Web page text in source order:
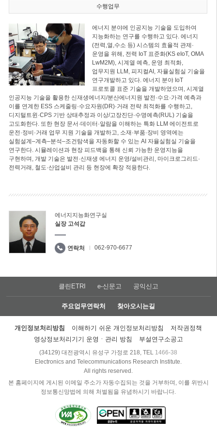
수행업무
에너지 분야에 인공지능 기술을 도입하여
지능화하는 연구를 수행하고 있다. 에너지
(전력,열,수소 등) 시스템의 효율적 관제·
운영을 위해, 전력 IoT 표준화(KS eIoT, OMA
LwM2M), 시계열 예측, 운영 최적화,
업무지원 LLM, 피지컬AI, 자율실험실 기술을
연구개발하고 있다. 에너지 분야 IoT
프로토콜 표준 기술을 개발하였으며, 시계열
인공지능 기술을 활용한 신재생에너지/분산에너지원 발전·수요·가격 예측과
이를 연계한 ESS 스케줄링·수요자원(DR)·거래 전략 최적화를 수행하고,
디지털트윈·CPS 기반 상태추정과 이상/고장진단·수명예측(RUL) 기술을
고도화한다. 또한 현장 문서·데이터·알람을 이해하는 특화 LLM 에이전트로
운전·정비·거래 업무 지원 기술을 개발하고, 소재·부품·장비 영역에는
실험설계–계측–분석–조건탐색을 자동화할 수 있는 AI 자율실험실 기술을
연구한다. 시뮬레이션과 현장 피드백을 통해 신뢰 가능한 운영지능을
구현하며, 개발 기술은 발전·신재생 에너지 운영/설비관리, 마이크로그리드·
전력거래, 철도·산업설비 관리 등 현장에 확장 적용한다.
에너지지능화연구실
실장 고석갑
연락처 062-970-6677
클린ETRI e-신문고 공익신고
주요업무연락처 찾아오시는길
개인정보처리방침 이해하기 쉬운 개인정보처리방침
저작권정책
영상정보처리기기 운영ㆍ관리 방침
부설연구소공고
(34129) 대전광역시 유성구 가정로 218, TEL 1466-38
Electronics and Telecommunications Research Institute.
All rights reserved.
본 홈페이지에 게시된 이메일 주소가 자동수집되는 것을 거부하며, 이를 위반시
정보통신망법에 의해 처벌됨을 유념하시기 바랍니다.